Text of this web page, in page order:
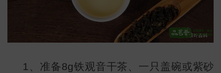
1、准备8g铁观音干茶、一只盖碗或紫砂